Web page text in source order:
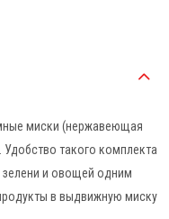
миски (нержавеющая
такого комплекта
зелени и овощей одним
в выдвижную миску